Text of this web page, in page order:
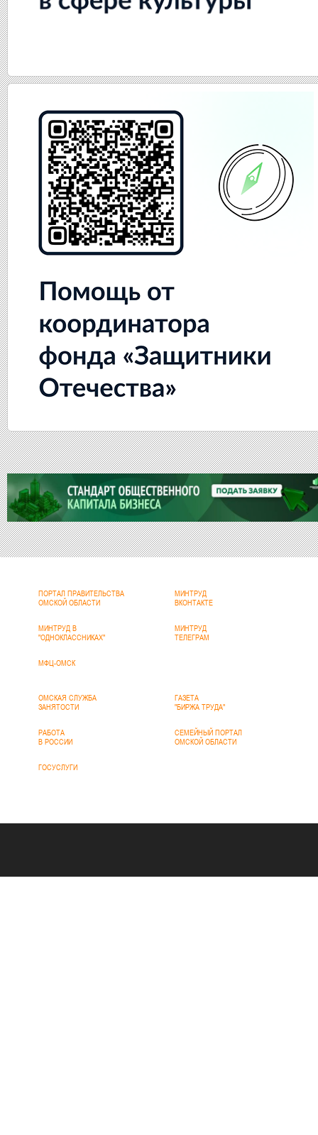
ПОРТАЛ ПРАВИТЕЛЬСТВА
ОМСКОЙ ОБЛАСТИ
МИНТРУД
ВКОНТАКТЕ
МИНТРУД В
"ОДНОКЛАССНИКАХ"
МИНТРУД
ТЕЛЕГРАМ
МФЦ-ОМСК
ОМСКАЯ СЛУЖБА
ЗАНЯТОСТИ
ГАЗЕТА
"БИРЖА ТРУДА"
РАБОТА
В РОССИИ
СЕМЕЙНЫЙ ПОРТАЛ
ОМСКОЙ ОБЛАСТИ
ГОСУСЛУГИ